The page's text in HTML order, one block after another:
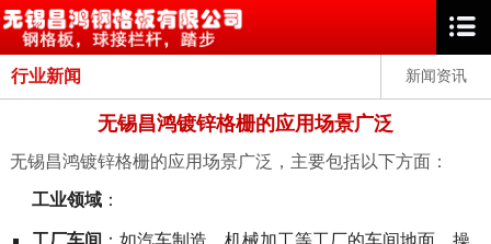
新闻资讯
行业新闻
无锡昌鸿镀锌格栅的应用场景广泛
无锡昌鸿镀锌格栅的应用场景广泛，主要包括以下方面：
工业领域：
工厂车间 ：如汽车制造、机械加工等工厂的车间地面、操